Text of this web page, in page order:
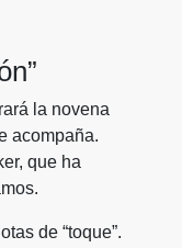
la novena
acompaña.
que ha
de “toque”.